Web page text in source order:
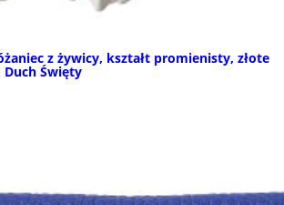
z żywicy, kształt promienisty, złote
Święty